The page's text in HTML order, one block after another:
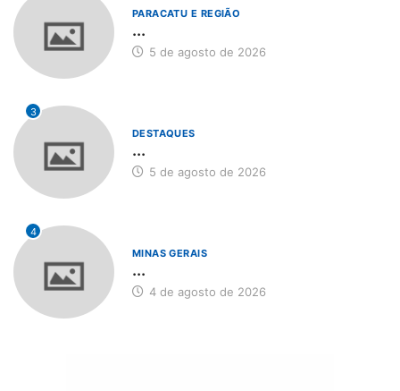
PARACATU E REGIÃO
...
5 de agosto de 2026
3
DESTAQUES
...
5 de agosto de 2026
4
MINAS GERAIS
...
4 de agosto de 2026